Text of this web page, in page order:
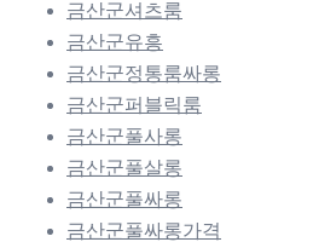
금산군셔츠룸
금산군유흥
금산군정통룸싸롱
금산군퍼블릭룸
금산군풀사롱
금산군풀살롱
금산군풀싸롱
금산군풀싸롱가격